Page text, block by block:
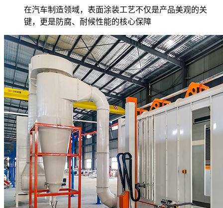
在汽车制造领域，表面涂装工艺不仅是产品美观的关
键，更是防腐、耐候性能的核心保障